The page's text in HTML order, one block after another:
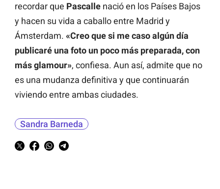
recordar que Pascalle nació en los Países Bajos
y hacen su vida a caballo entre Madrid y
Ámsterdam. «Creo que si me caso algún día
publicaré una foto un poco más preparada, con
más glamour», confiesa. Aun así, admite que no
es una mudanza definitiva y que continuarán
viviendo entre ambas ciudades.
Sandra Barneda